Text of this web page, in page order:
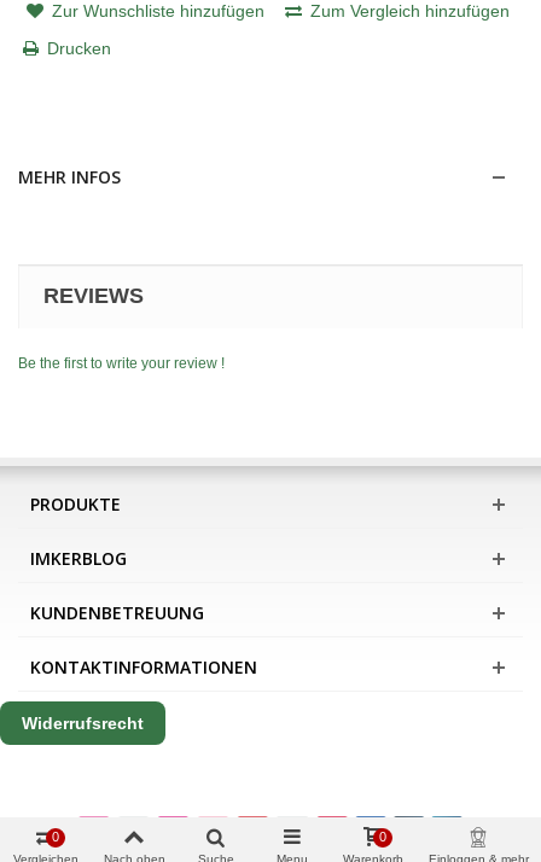
Zur Wunschliste hinzufügen
Zum Vergleich hinzufügen
Drucken
MEHR INFOS
REVIEWS
Be the first to write your review !
PRODUKTE
IMKERBLOG
KUNDENBETREUUNG
KONTAKTINFORMATIONEN
Widerrufsrecht
Vergleichen
0
Nach oben Suche Menu Warenkorb
0
Einloggen & mehr